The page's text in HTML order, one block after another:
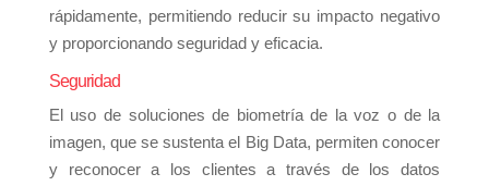
rápidamente, permitiendo reducir su impacto negativo
y proporcionando seguridad y eficacia.
Seguridad
El uso de soluciones de biometría de la voz o de la
imagen, que se sustenta el Big Data, permiten conocer
y reconocer a los clientes a través de los datos